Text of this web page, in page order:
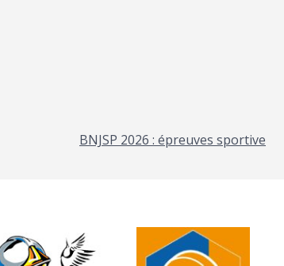
BNJSP 2026 : épreuves sportive